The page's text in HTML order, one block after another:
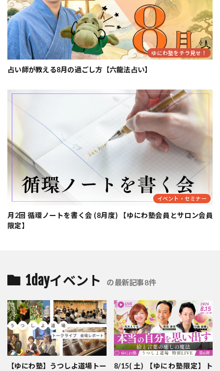
ゆにわ塾をチラ見せ！
占い師が教える8月の過ごし方【六龍法占い】
イベント・セミナー
月2回 循環ノートを書く会 (8月度) 【ゆにわ塾会員とサロン会員
限定】
1dayイベント の最新記事8件
【ゆにわ塾】うつしよ道場トー
8/15( 土) 【ゆにわ塾限定】ト